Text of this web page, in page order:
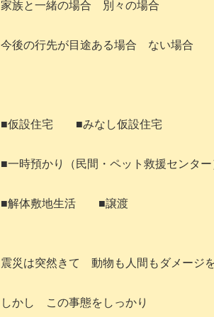
家族と一緒の場合 別々の場合
今後の行先が目途ある場合 ない場合
■仮設住宅 ■みなし仮設住宅
■一時預かり（民間・ペット救援センター
■解体敷地生活 ■譲渡
震災は突然きて 動物も人間もダメージを
しかし この事態をしっかり